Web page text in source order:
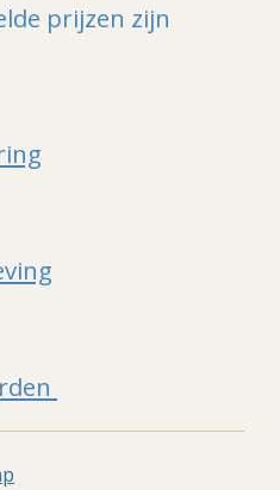
prijzen zijn